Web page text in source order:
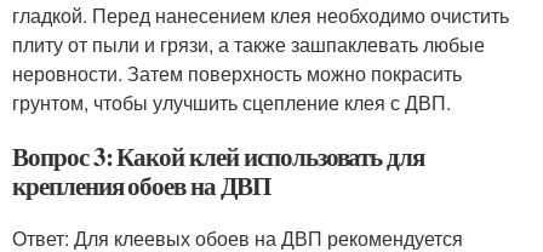
гладкой. Перед нанесением клея необходимо очистить
плиту от пыли и грязи, а также зашпаклевать любые
неровности. Затем поверхность можно покрасить
грунтом, чтобы улучшить сцепление клея с ДВП.
Вопрос 3: Какой клей использовать для
крепления обоев на ДВП
Ответ: Для клеевых обоев на ДВП рекомендуется